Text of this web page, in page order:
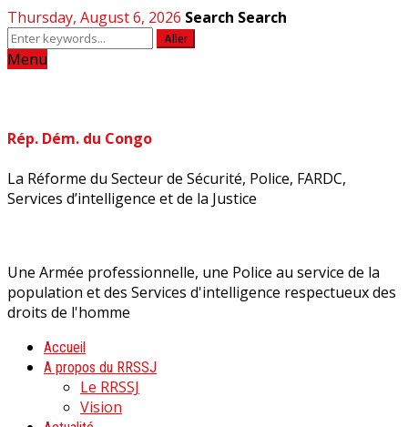
Thursday, August 6, 2026 Search Search
Aller
Menu
Rép. Dém. du Congo
La Réforme du Secteur de Sécurité, Police, FARDC,
Services d’intelligence et de la Justice
Une Armée professionnelle, une Police au service de la
population et des Services d'intelligence respectueux des
droits de l'homme
Accueil
A propos du RRSSJ
Le RRSSJ
Vision